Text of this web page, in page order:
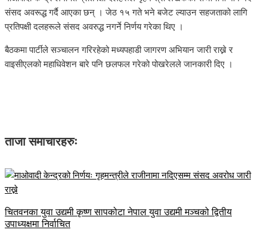
संसद अवरूद्ध गर्दै आएका छन् । जेठ १५ गते भने बजेट ल्याउन सहजताको लागि
प्रतिपक्षी दलहरूले संसद अवरुद्ध नगर्ने निर्णय गरेका थिए ।
बैठकमा पार्टीले सञ्चालन गरिरहेको मध्यपहाडी जागरण अभियान जारी राख्ने र
वाइसीएलको महाधिवेशन बारे पनि छलफल गरेको पोखरेलले जानकारी दिए ।
ताजा समाचारहरुः
चितवनका युवा उद्यमी कृष्ण सापकोटा नेपाल युवा उद्यमी मञ्चको द्वितीय
उपाध्यक्षमा निर्वाचित